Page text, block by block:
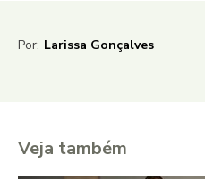
Por: Larissa Gonçalves
Veja também